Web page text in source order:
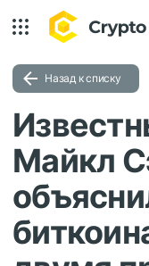
Назад к списку
Майкл